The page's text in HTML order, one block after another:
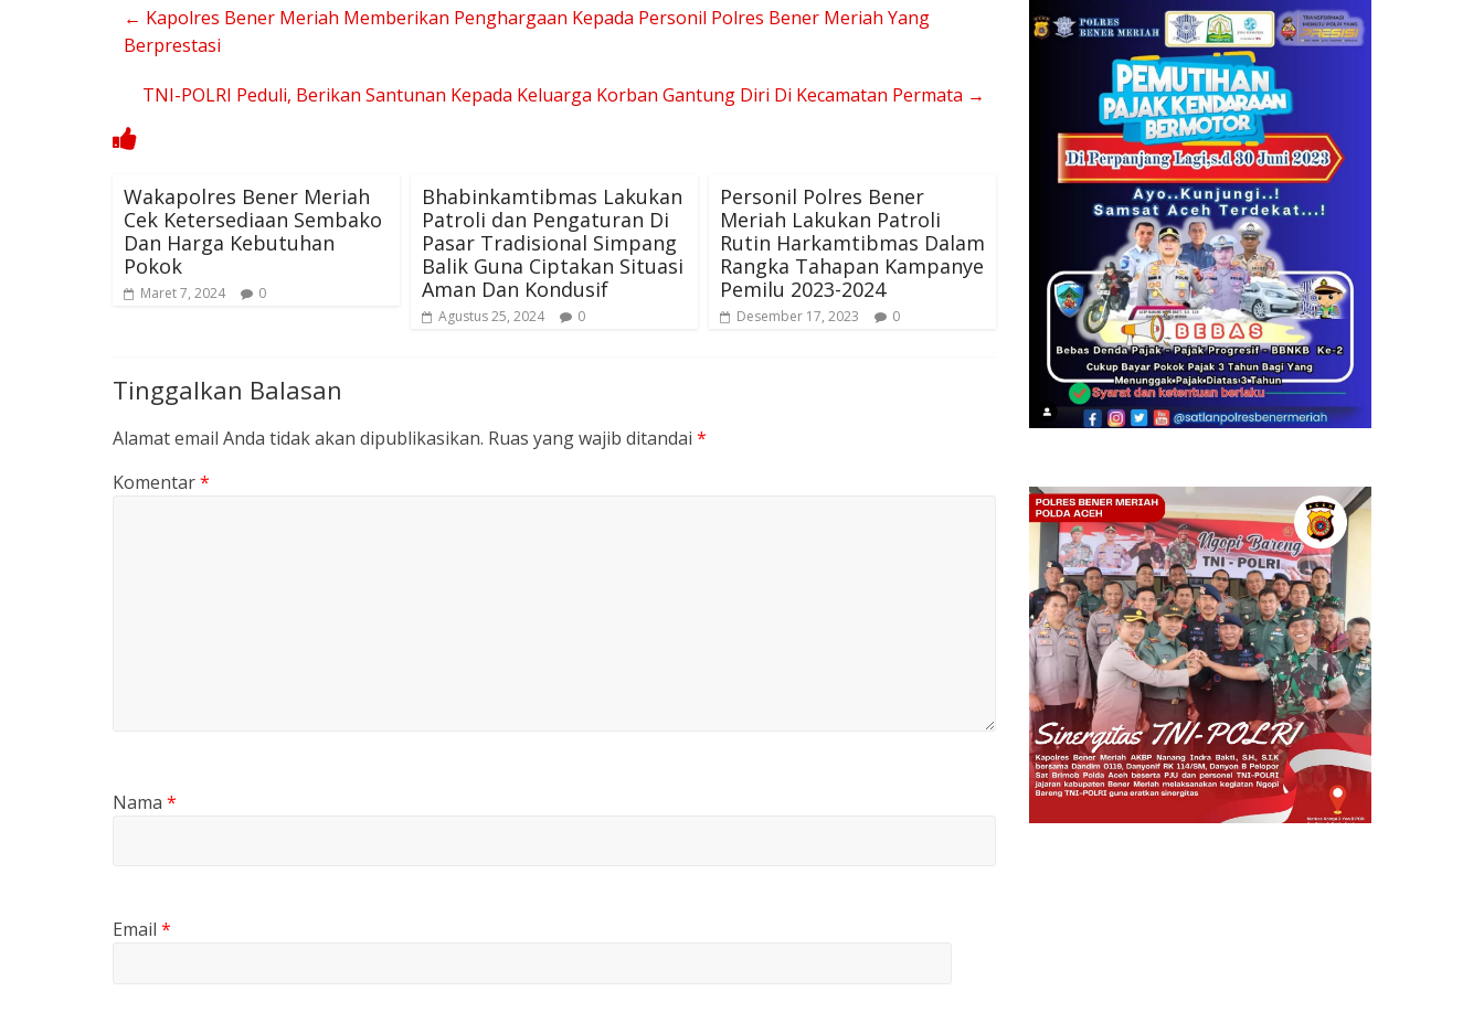
← Kapolres Bener Meriah Memberikan Penghargaan Kepada Personil Polres Bener Meriah Yang
Berprestasi
TNI-POLRI Peduli, Berikan Santunan Kepada Keluarga Korban Gantung Diri Di Kecamatan Permata →
Wakapolres Bener Meriah
Cek Ketersediaan Sembako
Dan Harga Kebutuhan
Pokok
Maret 7, 2024 0
Bhabinkamtibmas Lakukan
Patroli dan Pengaturan Di
Pasar Tradisional Simpang
Balik Guna Ciptakan Situasi
Aman Dan Kondusif
Agustus 25, 2024 0
Personil Polres Bener
Meriah Lakukan Patroli
Rutin Harkamtibmas Dalam
Rangka Tahapan Kampanye
Pemilu 2023-2024
Desember 17, 2023 0
Tinggalkan Balasan
Alamat email Anda tidak akan dipublikasikan. Ruas yang wajib ditandai *
Komentar*
Nama *
Email *